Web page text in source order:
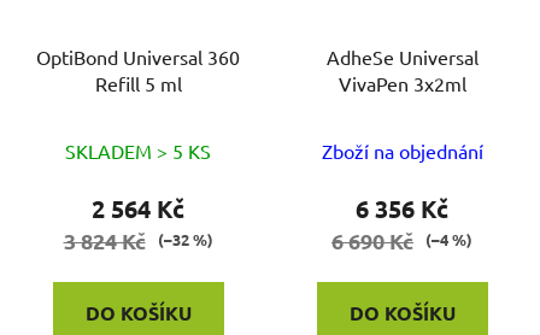
OptiBond Universal 360
Refill 5 ml
SKLADEM > 5 KS
2 564 Kč
3 824 Kč (–32 %)
DO KOŠÍKU
AdheSe Universal
VivaPen 3x2ml
Zboží na objednání
6 356 Kč
6 690 Kč (–4 %)
DO KOŠÍKU